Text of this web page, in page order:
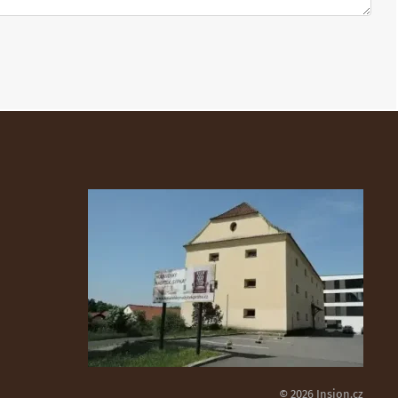
© 2026 Insion.cz